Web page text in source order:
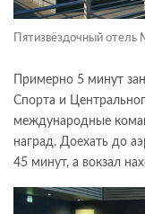
Пятизвёздочный отель
Примерно 5 минут
Спорта и
международные
наград. Доехать до
45 минут, а вокзал